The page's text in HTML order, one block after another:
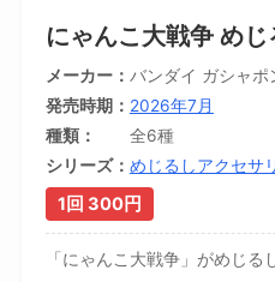
にゃんこ大戦争 め
メーカー
バンダイ ガシャポ
発売時期
2026年7月
種類
全6種
シリーズ
めじるしアクセサ
1回 300円
「にゃんこ大戦争」がめじる